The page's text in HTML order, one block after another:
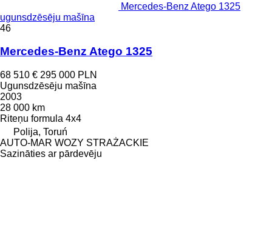
Mercedes-Benz Atego 1325
ugunsdzēsēju mašīna
46
Mercedes-Benz Atego 1325
68 510 € 295 000 PLN
Ugunsdzēsēju mašīna
2003
28 000 km
Riteņu formula 4x4
Polija, Toruń
AUTO-MAR WOZY STRAŻACKIE
Sazināties ar pārdevēju